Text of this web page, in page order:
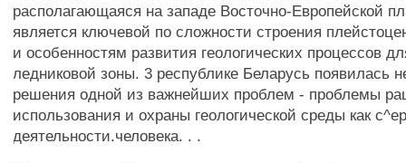
располагающаяся на западе Восточно-Европейской
является ключевой по сложности строения
и особенностям развития геологических процессов
ледниковой зоны. 3 республике Беларусь появилась
решения одной из важнейших проблем - проблемы
использования и охраны геологической среды как
деятельности.человека. . .